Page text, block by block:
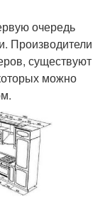
очередь
Производители
существуют
можно